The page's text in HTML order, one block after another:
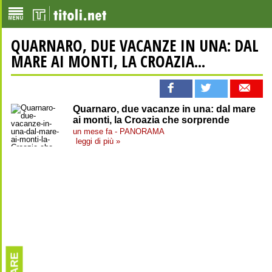
QUARNARO, DUE VACANZE IN UNA: DAL
MARE AI MONTI, LA CROAZIA...
Quarnaro, due vacanze in una: dal mare
ai monti, la Croazia che sorprende
un mese fa - PANORAMA
leggi di più »